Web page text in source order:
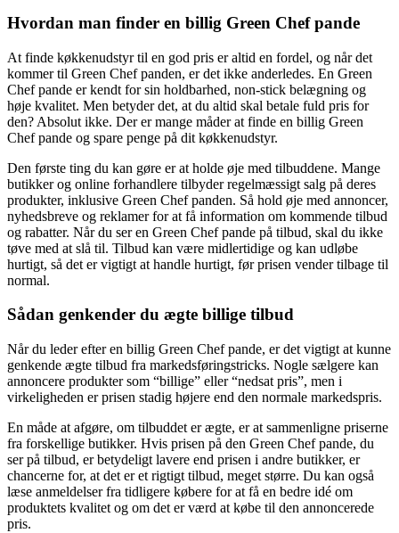
Hvordan man finder en billig Green Chef pande
At finde køkkenudstyr til en god pris er altid en fordel, og når det
kommer til Green Chef panden, er det ikke anderledes. En Green
Chef pande er kendt for sin holdbarhed, non-stick belægning og
høje kvalitet. Men betyder det, at du altid skal betale fuld pris for
den? Absolut ikke. Der er mange måder at finde en billig Green
Chef pande og spare penge på dit køkkenudstyr.
Den første ting du kan gøre er at holde øje med tilbuddene. Mange
butikker og online forhandlere tilbyder regelmæssigt salg på deres
produkter, inklusive Green Chef panden. Så hold øje med annoncer,
nyhedsbreve og reklamer for at få information om kommende tilbud
og rabatter. Når du ser en Green Chef pande på tilbud, skal du ikke
tøve med at slå til. Tilbud kan være midlertidige og kan udløbe
hurtigt, så det er vigtigt at handle hurtigt, før prisen vender tilbage til
normal.
Sådan genkender du ægte billige tilbud
Når du leder efter en billig Green Chef pande, er det vigtigt at kunne
genkende ægte tilbud fra markedsføringstricks. Nogle sælgere kan
annoncere produkter som “billige” eller “nedsat pris”, men i
virkeligheden er prisen stadig højere end den normale markedspris.
En måde at afgøre, om tilbuddet er ægte, er at sammenligne priserne
fra forskellige butikker. Hvis prisen på den Green Chef pande, du
ser på tilbud, er betydeligt lavere end prisen i andre butikker, er
chancerne for, at det er et rigtigt tilbud, meget større. Du kan også
læse anmeldelser fra tidligere købere for at få en bedre idé om
produktets kvalitet og om det er værd at købe til den annoncerede
pris.